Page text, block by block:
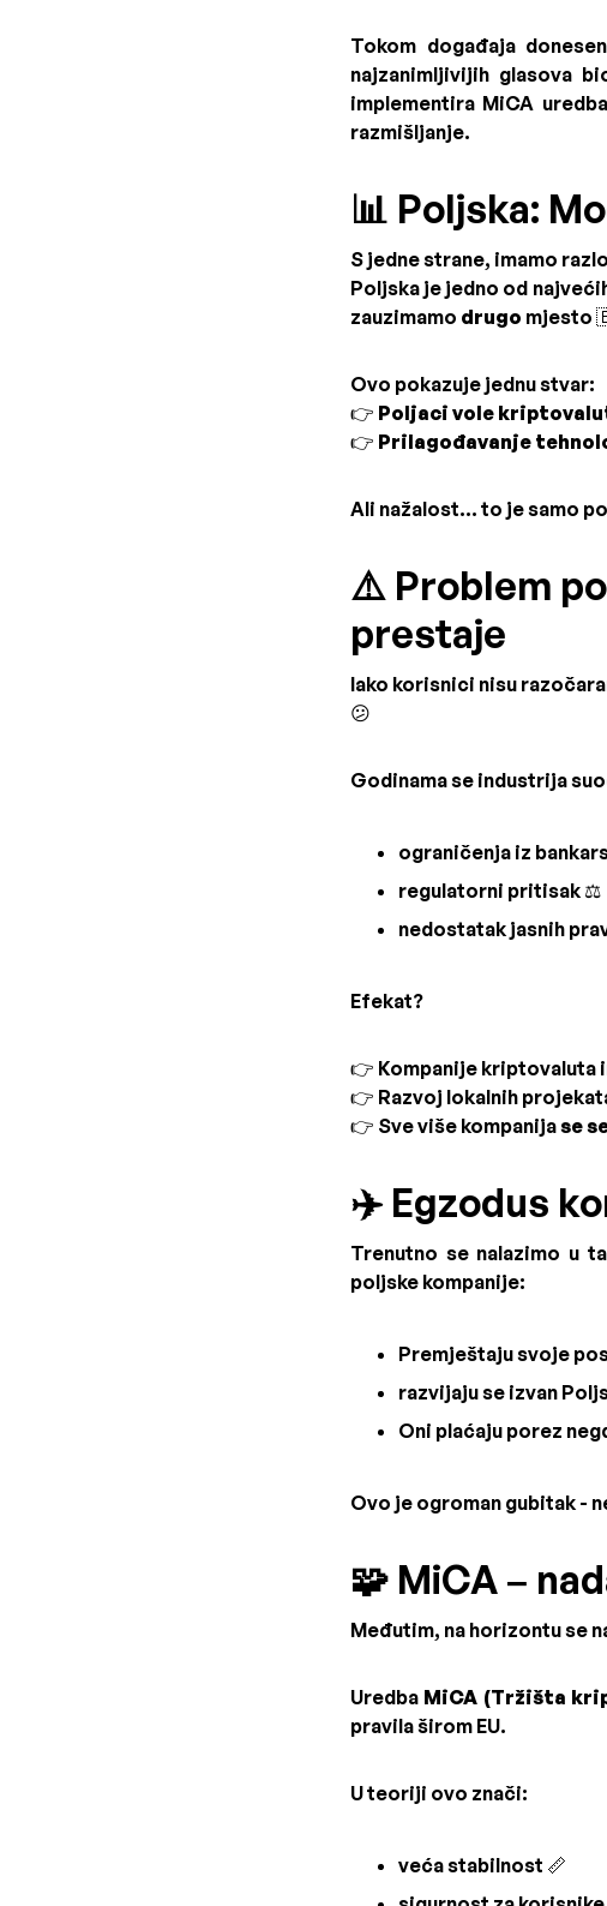
Tokom događaja
najzanimljivijih glasova
implementira MiCA
razmišljanje.
📊 Poljska:
S jedne strane, imamo
Poljska je jedno od
zauzimamo drugo mjesto
Ovo pokazuje jednu stvar:
👉 Poljaci vole
👉 Prilagođavanje
Ali nažalost... to je samo
⚠️ Problem
prestaje
Iako korisnici nisu
😕
Godinama se industrija
ograničenja iz
regulatorni pritisak ⚖️
nedostatak jasnih
Efekat?
👉 Kompanije kriptovaluta
👉 Razvoj lokalnih
👉 Sve više kompanijase
✈️ Egzodus
Trenutno se nalazimo u
poljske kompanije:
Premještaju svoje
razvijaju se izvan
Oni plaćaju porez
Ovo je ogroman gubitak -
🧩 MiCA –
Međutim, na horizontu se
Uredba MiCA (Tržišta
pravila širom EU.
U teoriji ovo znači:
veća stabilnost 📏